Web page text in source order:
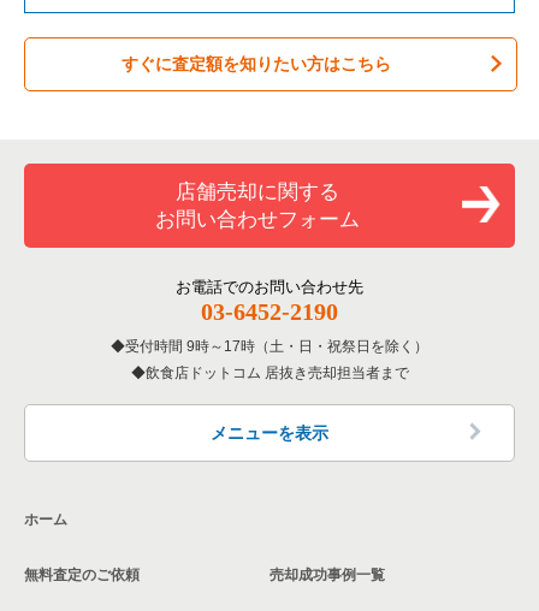
バーの居抜き売却物件の案件一覧
居酒屋・ダイニングバーの居抜き売却物件の案件一覧
洋食の居抜き売却物件の案件一覧
その他の居抜き売却物件の案件一覧
台東区の飲食店の居抜き売却物件の案件一覧
練馬区の飲食店の居抜き売却物件の案件一覧
北区の飲食店の居抜き売却物件の案件一覧
江戸川区の飲食店の居抜き売却物件の案件一覧
墨田区の飲食店の居抜き売却物件の案件一覧
品川区の飲食店の居抜き売却物件の案件一覧
中野区の飲食店の居抜き売却物件の案件一覧
東京23区のテイクアウトの居抜き売却物件の案件一覧
東京23区のお弁当・惣菜・デリの居抜き売却物件の案件一覧
東京23区のバーの居抜き売却物件の案件一覧
東京23区の居酒屋・ダイニングバーの居抜き売却物件の案件一
東京23区の専門料理の居抜き売却物件の案件一覧
東京23区の和食の居抜き売却物件の案件一覧
東京23区の洋食の居抜き売却物件の案件一覧
すぐに査定額を知りたい方はこちら
店舗売却に関する
お問い合わせフォーム
お電話でのお問い合わせ先
03-6452-2190
受付時間 9時～17時（土・日・祝祭日を除く）
飲食店ドットコム 居抜き売却担当者まで
メニューを表示
ホーム
無料査定のご依頼 売却成功事例一覧